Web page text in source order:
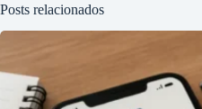
Posts relacionados